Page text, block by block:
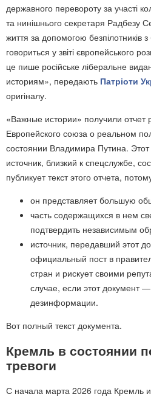
державного перевороту за участі
та нинішнього секретаря Радбезу
життя за допомогою безпілотників з
говориться у звіті європейського
це пише російське ліберальне
историям», передають Патріоти
оригіналу.
«Важные истории» получили отчет
Европейского союза о реальном
состоянии Владимира Путина.
источник, близкий к спецслужбе,
публикует текст этого отчета,
он представляет большую
часть содержащихся в нем
подтвердить независимым
источник, передавший этот
официальный пост в
стран и рискует своими
случае, если этот документ
дезинформации.
Вот полный текст документа.
Кремль в состоянии
тревоги
С начала марта 2026 года Кремль